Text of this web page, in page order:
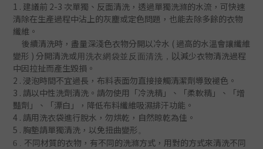
1 . 建議前 2-3 次單獨、反面清洗 ， 透過單獨洗滌的水流，可快速
清除在生產過程中沾上的灰塵或定色問題 ， 也能去除多餘的衣物
纖維。
後續清洗時 ，盡量深淺色衣物分開以冷水 ( 過高的水溫會讓纖維
變形 ) 分開清洗或 用洗衣網袋並 反面清洗 ， 以減少衣物清洗過程
中因拉扯而產生毀損。
2 . 浸泡時間不宜過長，布料表面勿直接接觸清潔劑導致褪色。
3 . 請以中性洗劑清洗。請勿使用「冷洗精」、「柔軟精」
、「增
豔劑」
、「漂白」，降低布料纖維吸濕排汗功能 。
4 . 請用洗衣袋進行脫水，勿烘乾，自然晾乾為佳。
5 . 胸墊請單獨清洗，以免扭曲變形 。
6 . 不同材質的衣物，有不同的洗滌方式，用對的方式來清洗不同